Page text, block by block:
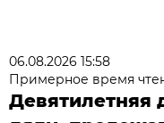
06.08.2026 15:58
Примерное время
Девятилетняя